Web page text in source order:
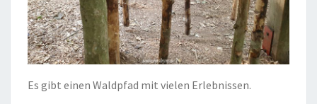
Es gibt einen Waldpfad mit vielen Erlebnissen.